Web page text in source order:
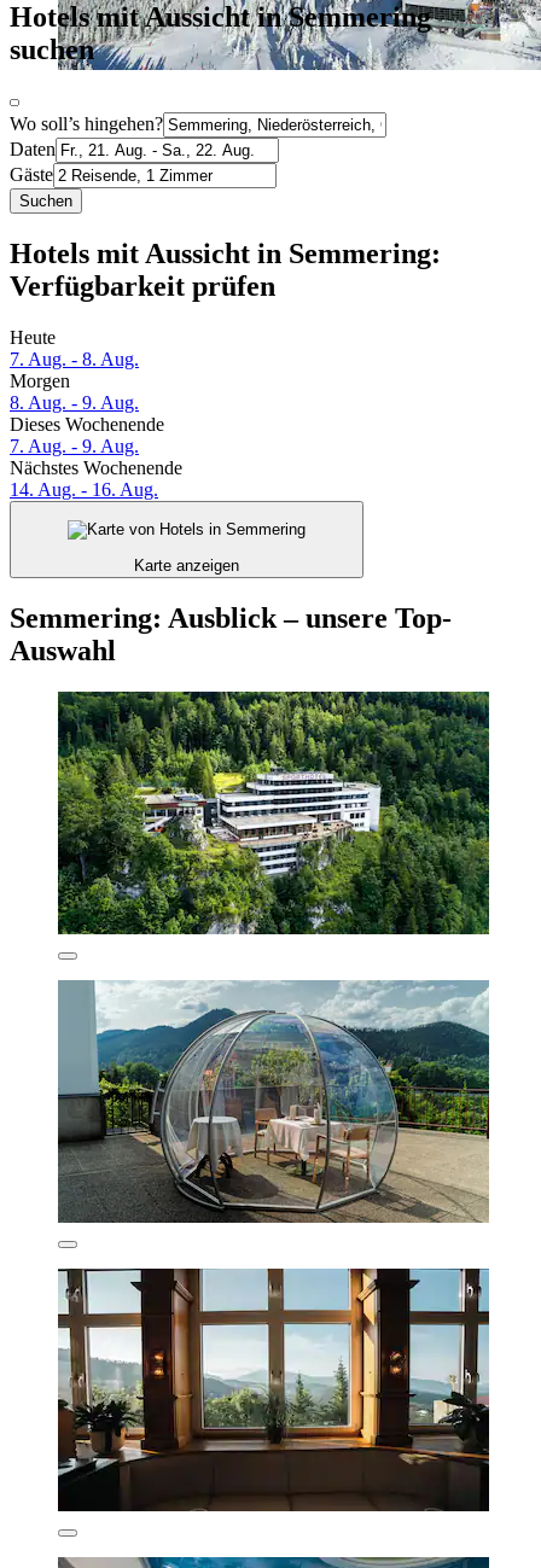
Hotels mit Aussicht in Semmering
suchen
Wo soll’s hingehen?
Daten
Gäste
Suchen
Hotels mit Aussicht in Semmering:
Verfügbarkeit prüfen
Heute
7. Aug. - 8. Aug.
Morgen
8. Aug. - 9. Aug.
Dieses Wochenende
7. Aug. - 9. Aug.
Nächstes Wochenende
14. Aug. - 16. Aug.
Karte anzeigen
Semmering: Ausblick – unsere Top-
Auswahl